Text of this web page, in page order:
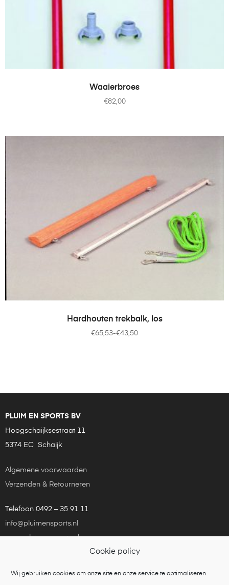
Cookie policy
Wij gebruiken cookies om onze site en onze service te optimaliseren.
TOEVOEGEN AAN WINKELWAGEN
Waaierbroes
€82,00
OPTIES SELECTEREN
Hardhouten trekbalk, los
€43,50
-
€65,53
PLUIM EN SPORTS BV
Hoogschaijksestraat 11
5374 EC Schaijk
Algemene voorwaarden
Verzenden & Retourneren
Telefoon 0492 – 35 91 11
info@pluimensports.nl
www.pluimensports.nl
Copyright © 2021Pluim en Sports is een onderdeel van